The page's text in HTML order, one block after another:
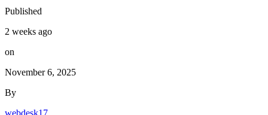
Published
2 weeks ago
on
November 6, 2025
By
webdesk17